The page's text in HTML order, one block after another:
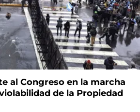
al Congreso en la marcha
de la Propiedad